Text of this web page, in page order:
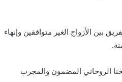
بين الأزواج الغير متوافقين وإنهاء
الروحاني المضمون والمجرب